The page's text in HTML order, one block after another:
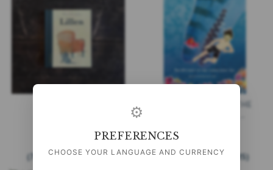
99,00 DKK
79,20 DKKU/MOMS)
THE MYSTERY OF THE
129,00 DKK
(103,20 DKKU/MOMS )
⚙
PREFERENCES
CHOOSE YOUR LANGUAGE AND CURRENCY